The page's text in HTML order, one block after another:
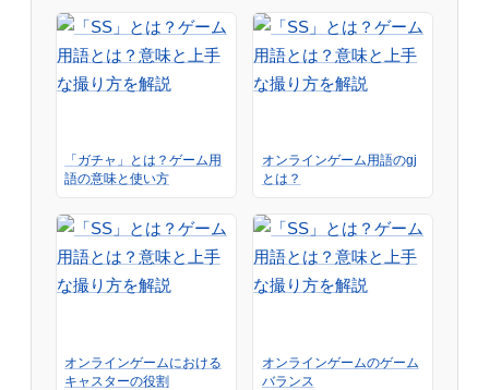
「ガチャ」とは？ゲーム用
語の意味と使い方
オンラインゲーム用語のgj
とは？
オンラインゲームにおける
キャスターの役割
オンラインゲームのゲーム
バランス